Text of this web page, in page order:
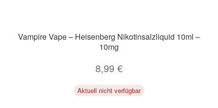
Vampire Vape – Heisenberg Nikotinsalzliquid 10ml –
10mg
8,99 €
Aktuell nicht verfügbar